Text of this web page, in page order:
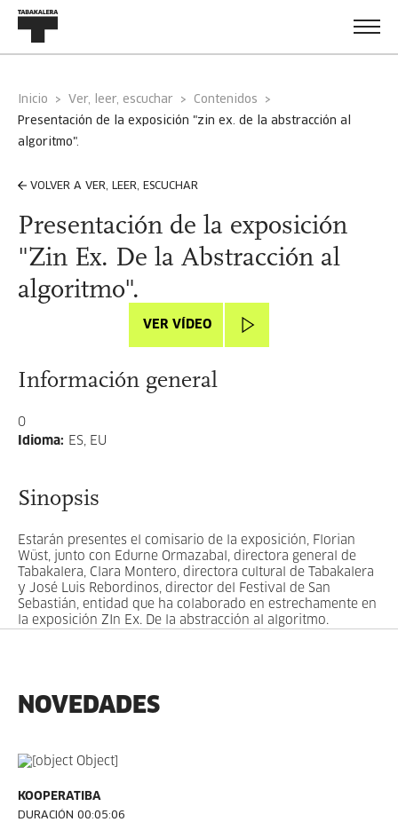
Inicio Ver, leer, escuchar
Contenidos
presentación de la exposición "zin ex. de la abstracción al
algoritmo".
VOLVER A VER, LEER, ESCUCHAR
Presentación de la exposición
"Zin Ex. De la Abstracción al
algoritmo".
VER VÍDEO
Información general
0
Idioma: ES, EU
Sinopsis
Estarán presentes el comisario de la exposición, Florian
Wüst, junto con Edurne Ormazabal, directora general de
Tabakalera, Clara Montero, directora cultural de Tabakalera
y José Luis Rebordinos, director del Festival de San
Sebastián, entidad que ha colaborado en estrechamente en
la exposición ZIn Ex. De la abstracción al algoritmo.
NOVEDADES
KOOPERATIBA
DURACIÓN 00:05:06